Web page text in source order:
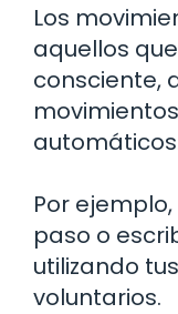
Los
aquellos
consciente,
Por
paso o
utilizando
voluntarios.